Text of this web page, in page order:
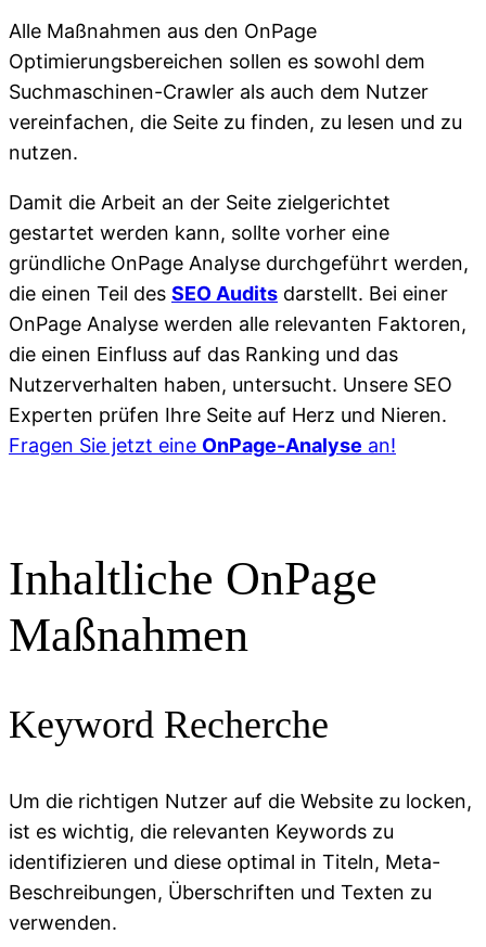
Alle Maßnahmen aus den OnPage
Optimierungsbereichen sollen es sowohl dem
Suchmaschinen-Crawler als auch dem Nutzer
vereinfachen, die Seite zu finden, zu lesen und zu
nutzen.
Damit die Arbeit an der Seite zielgerichtet
gestartet werden kann, sollte vorher eine
gründliche OnPage Analyse durchgeführt werden,
die einen Teil des SEO Audits darstellt. Bei einer
OnPage Analyse werden alle relevanten Faktoren,
die einen Einfluss auf das Ranking und das
Nutzerverhalten haben, untersucht. Unsere SEO
Experten prüfen Ihre Seite auf Herz und Nieren.
Fragen Sie jetzt eine OnPage-Analyse an!
Inhaltliche OnPage
Maßnahmen
Keyword Recherche
Um die richtigen Nutzer auf die Website zu locken,
ist es wichtig, die relevanten Keywords zu
identifizieren und diese optimal in Titeln, Meta-
Beschreibungen, Überschriften und Texten zu
verwenden.